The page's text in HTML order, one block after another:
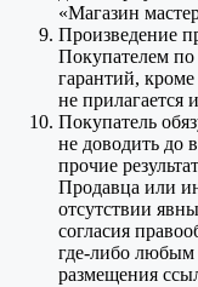
«Магазин
Произведение
Покупателем
гарантий,
не прилагается
Покупатель
не доводить до
прочие
Продавца или
отсутствии
согласия
где-либо любым
размещения